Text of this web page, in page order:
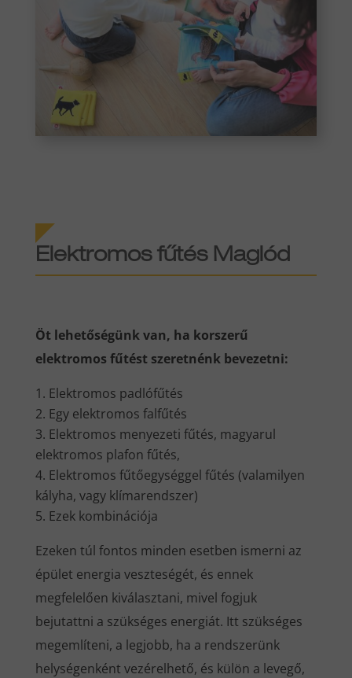
Elektromos fűtés Maglód
Öt lehetőségünk van, ha korszerű
elektromos fűtést szeretnénk bevezetni:
Elektromos padlófűtés
Egy elektromos falfűtés
Elektromos menyezeti fűtés, magyarul
elektromos plafon fűtés,
Elektromos fűtőegységgel fűtés (valamilyen
kályha, vagy klímarendszer)
Ezek kombinációja
Ezeken túl fontos minden esetben ismerni az
épület energia veszteségét, és ennek
megfelelően kiválasztani, mivel fogjuk
bejutattni a szükséges energiát. Itt szükséges
megemlíteni, a legjobb, ha a rendszerünk
helységenként vezérelhető, és külön a levegő,